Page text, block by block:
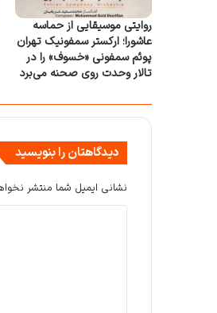
روایتی موسیقایی از حماسه
عاشورا؛ ارکستر سمفونیک تهران
پوئم سمفونی «خسوف» را در
تالار وحدت روی صحنه می‌برد
دیدگاهتان را بنویسید
نشانی ایمیل شما منتشر